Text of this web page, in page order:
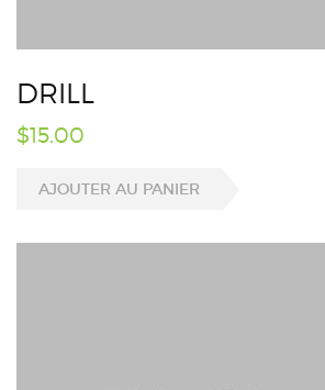
DRILL
$15.00
AJOUTER AU PANIER